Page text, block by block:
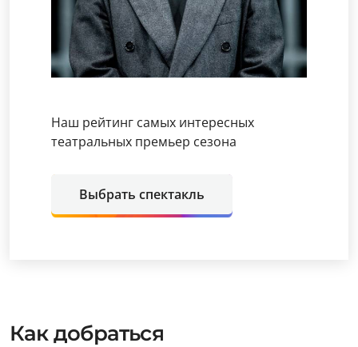
Наш рейтинг самых интересных
театральных премьер сезона
Выбрать спектакль
Как добраться